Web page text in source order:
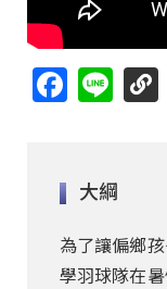
Facebook
Line
大綱
為了讓偏鄉
學羽球隊在